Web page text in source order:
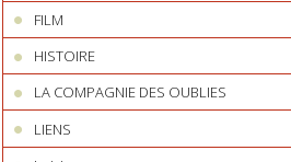
FILM
HISTOIRE
LA COMPAGNIE DES OUBLIES
LIENS